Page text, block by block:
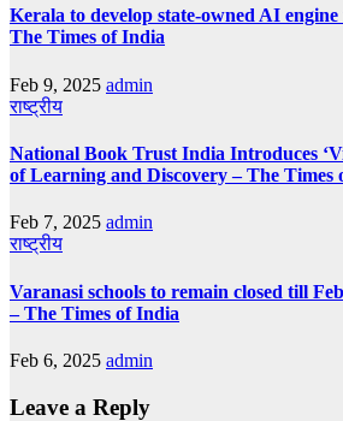
Kerala to develop state-owned AI engine
The Times of India
Feb 9, 2025 admin
राष्ट्रीय
National Book Trust India Introduces
of Learning and Discovery – The Times
Feb 7, 2025 admin
राष्ट्रीय
Varanasi schools to remain closed till
– The Times of India
Feb 6, 2025 admin
Leave a Reply